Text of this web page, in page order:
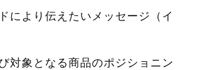
により伝えたいメッセージ（イ
対象となる商品のポジショニン